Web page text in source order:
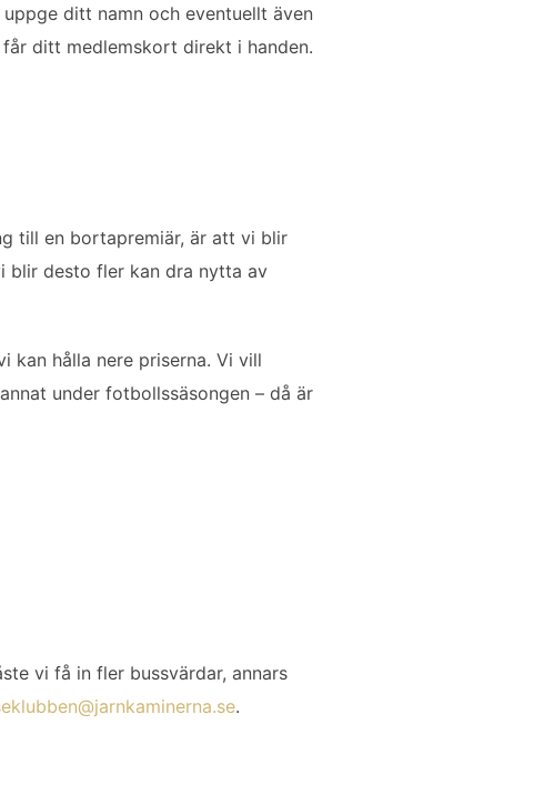
ditt namn och eventuellt även
ditt medlemskort direkt i handen.
till en bortapremiär, är att vi blir
blir desto fler kan dra nytta av
kan hålla nere priserna. Vi vill
under fotbollssäsongen – då är
vi få in fler bussvärdar, annars
.